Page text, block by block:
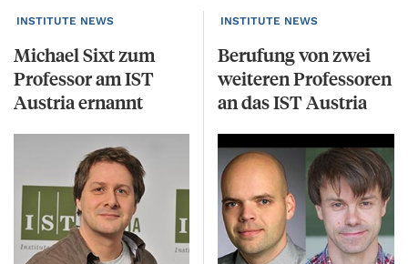
INSTITUTE NEWS
Michael Sixt zum
Professor am IST
Austria ernannt
INSTITUTE NEWS
Berufung von zwei
weiteren Professoren
an das IST Austria